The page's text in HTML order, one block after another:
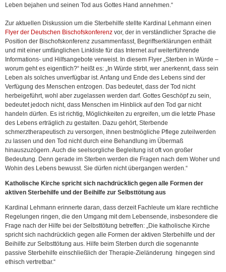
Leben bejahen und seinen Tod aus Gottes Hand annehmen.“
Zur aktuellen Diskussion um die Sterbehilfe stellte Kardinal Lehmann einen
Flyer der Deutschen Bischofskonferenz vor, der in verständlicher Sprache die
Position der Bischofskonferenz zusammenfasst, Begriffserklärungen enthält
und mit einer umfänglichen Linkliste für das Internet auf weiterführende
Informations- und Hilfsangebote verweist. In diesem Flyer „Sterben in Würde –
worum geht es eigentlich?“ heißt es: „In Würde stirbt, wer anerkennt, dass sein
Leben als solches unverfügbar ist. Anfang und Ende des Lebens sind der
Verfügung des Menschen entzogen. Das bedeutet, dass der Tod nicht
herbeigeführt, wohl aber zugelassen werden darf. Gottes Geschöpf zu sein,
bedeutet jedoch nicht, dass Menschen im Hinblick auf den Tod gar nicht
handeln dürfen. Es ist richtig, Möglichkeiten zu ergreifen, um die letzte Phase
des Lebens erträglich zu gestalten. Dazu gehört, Sterbende
schmerztherapeutisch zu versorgen, ihnen bestmögliche Pflege zuteilwerden
zu lassen und den Tod nicht durch eine Behandlung im Übermaß
hinauszuzögern. Auch die seelsorgliche Begleitung ist oft von großer
Bedeutung. Denn gerade im Sterben werden die Fragen nach dem Woher und
Wohin des Lebens bewusst. Sie dürfen nicht übergangen werden.“
Katholische Kirche spricht sich nachdrücklich gegen alle Formen der
aktiven Sterbehilfe und der Beihilfe zur Selbsttötung aus
Kardinal Lehmann erinnerte daran, dass derzeit Fachleute um klare rechtliche
Regelungen ringen, die den Umgang mit dem Lebensende, insbesondere die
Frage nach der Hilfe bei der Selbsttötung betreffen: „Die katholische Kirche
spricht sich nachdrücklich gegen alle Formen der aktiven Sterbehilfe und der
Beihilfe zur Selbsttötung aus. Hilfe beim Sterben durch die sogenannte
passive Sterbehilfe einschließlich der Therapie-Zieländerung hingegen sind
ethisch vertretbar.“